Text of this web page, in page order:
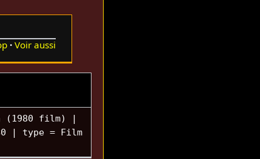
Voir aussi
(1980 film) |
| type = Film